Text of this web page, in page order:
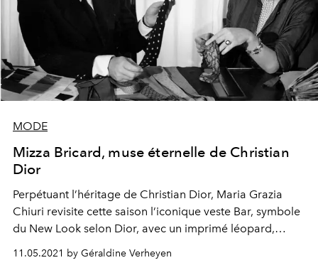
MODE
Mizza Bricard, muse éternelle de Christian
Dior
Perpétuant l’héritage de Christian Dior, Maria Grazia
Chiuri revisite cette saison l’iconique veste Bar, symbole
du New Look selon Dior, avec un imprimé léopard,
fondateur. Et ce n’est pas la première fois que sa grâce
11.05.2021 by Géraldine Verheyen